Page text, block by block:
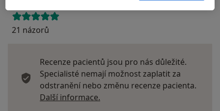
21 názorů
Recenze pacientů jsou pro nás důležité.
Specialisté nemají možnost zaplatit za
odstranění nebo změnu recenze pacienta.
Další informace.